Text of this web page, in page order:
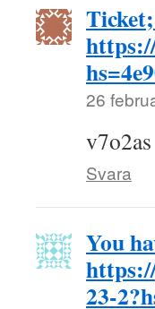
26
v7o2as
Svara
You
23-